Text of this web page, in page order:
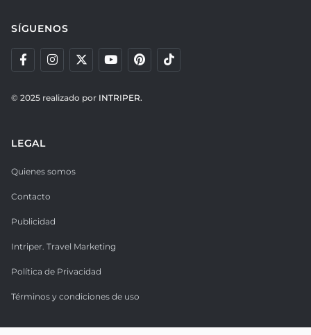
SÍGUENOS
© 2025 realizado por INTRIPER.
LEGAL
Quienes somos
Contacto
Publicidad
Intriper. Travel Marketing
Política de Privacidad
Términos y condiciones de uso